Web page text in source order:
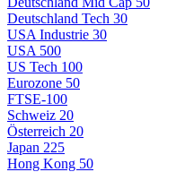
Deutschland Tech 30
USA Industrie 30
USA 500
US Tech 100
Eurozone 50
FTSE-100
Schweiz 20
Österreich 20
Japan 225
Hong Kong 50